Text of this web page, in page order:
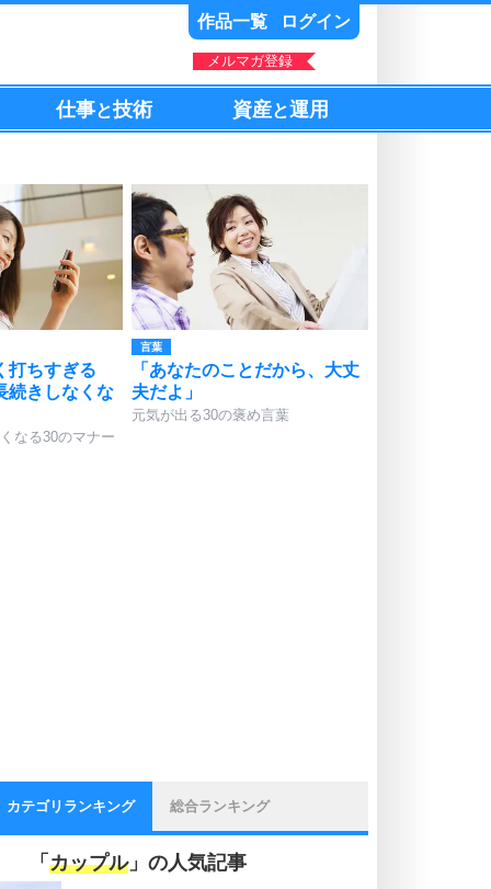
作品一覧 ログイン
メルマガ登録
仕事と技術 資産と運用
打ちすぎる
続きしなくな
なる30のマナー
言葉
「あなたのことだから、大丈
夫だよ」
元気が出る30の褒め言葉
カテゴリランキング 総合ランキング
「 カップル」の人気記事